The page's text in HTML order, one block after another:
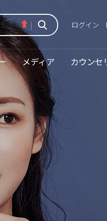
ログイン
メディア カウンセ
頬骨縮小術